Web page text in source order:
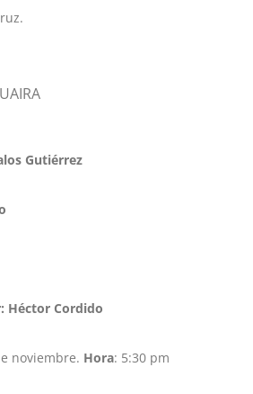
Gutiérrez
Héctor Cordido
noviembre. Hora: 5:30 pm